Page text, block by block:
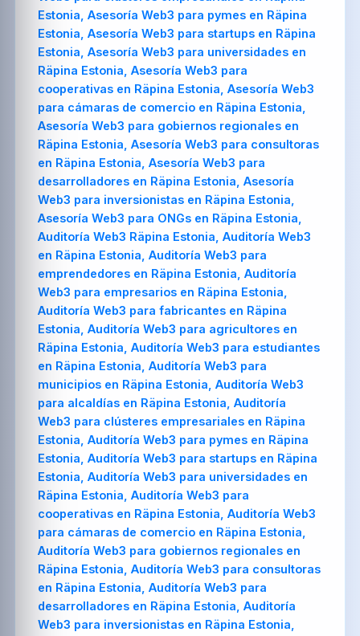
Estonia, Asesoría Web3 para pymes en Räpina
Estonia, Asesoría Web3 para startups en Räpina
Estonia, Asesoría Web3 para universidades en
Räpina Estonia, Asesoría Web3 para
cooperativas en Räpina Estonia, Asesoría Web3
para cámaras de comercio en Räpina Estonia,
Asesoría Web3 para gobiernos regionales en
Räpina Estonia, Asesoría Web3 para consultoras
en Räpina Estonia, Asesoría Web3 para
desarrolladores en Räpina Estonia, Asesoría
Web3 para inversionistas en Räpina Estonia,
Asesoría Web3 para ONGs en Räpina Estonia,
Auditoría Web3 Räpina Estonia, Auditoría Web3
en Räpina Estonia, Auditoría Web3 para
emprendedores en Räpina Estonia, Auditoría
Web3 para empresarios en Räpina Estonia,
Auditoría Web3 para fabricantes en Räpina
Estonia, Auditoría Web3 para agricultores en
Räpina Estonia, Auditoría Web3 para estudiantes
en Räpina Estonia, Auditoría Web3 para
municipios en Räpina Estonia, Auditoría Web3
para alcaldías en Räpina Estonia, Auditoría
Web3 para clústeres empresariales en Räpina
Estonia, Auditoría Web3 para pymes en Räpina
Estonia, Auditoría Web3 para startups en Räpina
Estonia, Auditoría Web3 para universidades en
Räpina Estonia, Auditoría Web3 para
cooperativas en Räpina Estonia, Auditoría Web3
para cámaras de comercio en Räpina Estonia,
Auditoría Web3 para gobiernos regionales en
Räpina Estonia, Auditoría Web3 para consultoras
en Räpina Estonia, Auditoría Web3 para
desarrolladores en Räpina Estonia, Auditoría
Web3 para inversionistas en Räpina Estonia,